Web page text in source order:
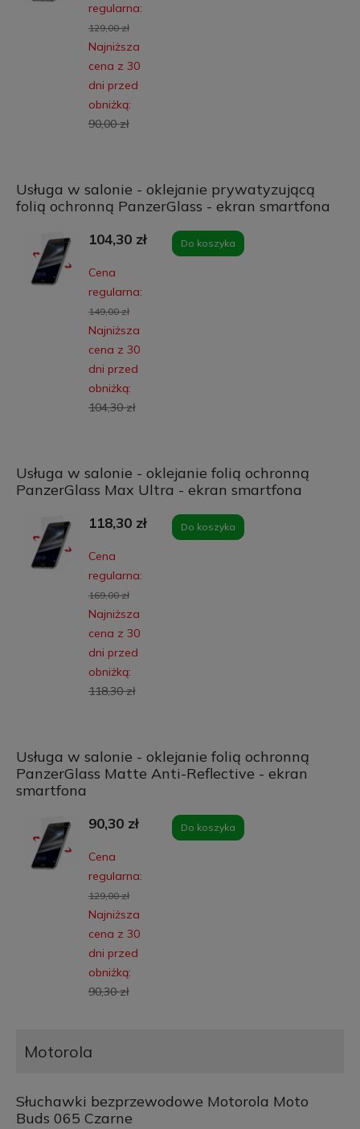
regularna:
129,00 zł
Najniższa
cena z 30
dni przed
obniżką:
90,00 zł
Usługa w salonie - oklejanie prywatyzującą
folią ochronną PanzerGlass - ekran smartfona
104,30 zł
Cena
regularna:
149,00 zł
Najniższa
cena z 30
dni przed
obniżką:
104,30 zł
Do koszyka
Usługa w salonie - oklejanie folią ochronną
PanzerGlass Max Ultra - ekran smartfona
118,30 zł
Cena
regularna:
169,00 zł
Najniższa
cena z 30
dni przed
obniżką:
118,30 zł
Do koszyka
Usługa w salonie - oklejanie folią ochronną
PanzerGlass Matte Anti-Reflective - ekran
smartfona
90,30 zł
Cena
regularna:
129,00 zł
Najniższa
cena z 30
dni przed
obniżką:
90,30 zł
Do koszyka
Motorola
Słuchawki bezprzewodowe Motorola Moto
Buds 065 Czarne